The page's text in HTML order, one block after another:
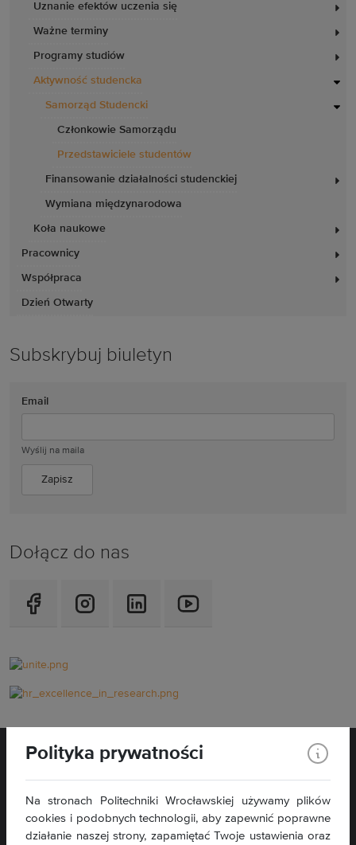
Uznanie efektów uczenia się
Ważne terminy
Programy studiów
Aktywność studencka
Samorząd Studencki
Członkowie Samorządu
Przedstawiciele studentów
Finansowanie działalności studenckiej
Wymiana międzynarodowa
Koła naukowe
Pracownicy
Współpraca
Dzień Otwarty
Subskrybuj biuletyn
Email
Wyślij na maila
Dołącz do nas
Wybrzeże Wyspiańskiego 27
Polityka prywatności
Na stronach Politechniki Wrocławskiej używamy plików
cookies i podobnych technologii, aby zapewnić poprawne
działanie naszej strony, zapamiętać Twoje ustawienia oraz